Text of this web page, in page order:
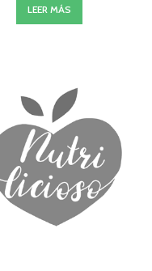
LEER MÁS